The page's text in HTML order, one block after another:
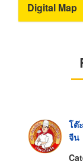
Digital Map
โต๊
จีน